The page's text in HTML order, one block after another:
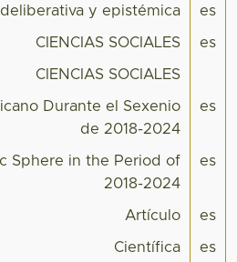
y epistémica es
CIENCIAS SOCIALES es
CIENCIAS SOCIALES
Durante el Sexenio
de 2018-2024
es
Sphere in the Period of
2018-2024
es
Artículo es
Científica es